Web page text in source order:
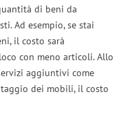
di beni da
Ad esempio, se stai
il costo sarà
con meno articoli. Allo
aggiuntivi come
dei mobili, il costo